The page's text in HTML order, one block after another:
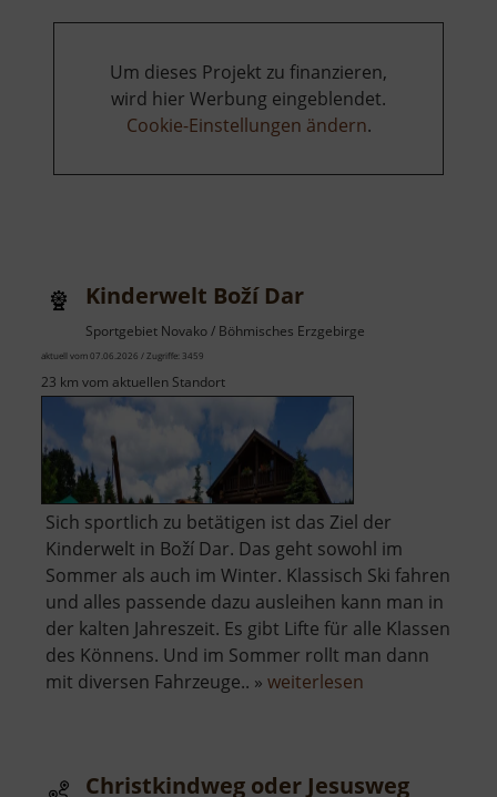
Um dieses Projekt zu finanzieren,
wird hier Werbung eingeblendet.
Cookie-Einstellungen ändern.
Kinderwelt Boží Dar
Sportgebiet Novako / Böhmisches Erzgebirge
aktuell vom 07.06.2026 / Zugriffe: 3459
23 km vom aktuellen Standort
Sich sportlich zu betätigen ist das Ziel der
Kinderwelt in Boží Dar. Das geht sowohl im
Sommer als auch im Winter. Klassisch Ski fahren
und alles passende dazu ausleihen kann man in
der kalten Jahreszeit. Es gibt Lifte für alle Klassen
des Könnens. Und im Sommer rollt man dann
mit diversen Fahrzeuge.. » weiterlesen
Christkindweg oder Jesusweg